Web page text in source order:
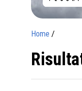
Home /